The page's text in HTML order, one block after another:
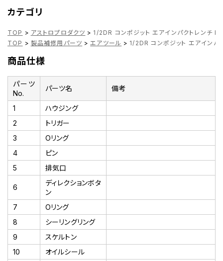
カテゴリ
TOP > アストロプロダクツ > 1/2DR コンポジット エアインパクトレン
TOP > 製品補修用パーツ > エアツール > 1/2DR コンポジット エアイン
商品仕様
パーツ
No.
パーツ名 備考
1
ハウジング
2
トリガー
3
Oリング
4
ピン
5
排気口
6
ディレクションボタ
ン
7
Oリング
8
シーリングリング
9
スケルトン
10
オイルシール